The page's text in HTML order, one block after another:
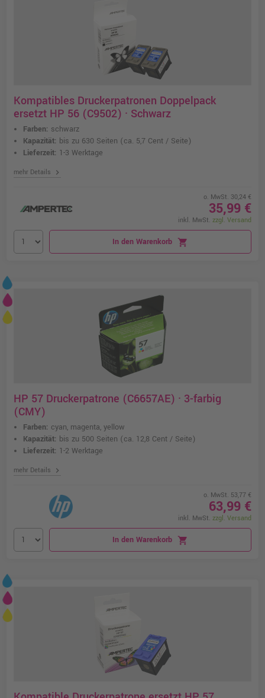
Kompatibles Druckerpatronen Doppelpack
ersetzt HP 56 (C9502) · Schwarz
Farben: schwarz
Kapazität: bis zu 630 Seiten (ca. 5,7 Cent / Seite)
Lieferzeit: 1-3 Werktage
mehr Details chevron_right
o. MwSt. 30,24 €
35,99 €
inkl. MwSt. zzgl. Versand
In den Warenkorb shopping_cart
HP 57 Druckerpatrone (C6657AE) · 3-farbig
(CMY)
Farben: cyan, magenta, yellow
Kapazität: bis zu 500 Seiten (ca. 12,8 Cent / Seite)
Lieferzeit: 1-2 Werktage
mehr Details chevron_right
o. MwSt. 53,77 €
63,99 €
inkl. MwSt. zzgl. Versand
In den Warenkorb shopping_cart